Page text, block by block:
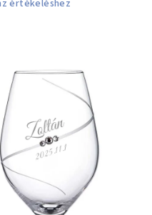
5-ből 5,0 csillag.
értékeléshez